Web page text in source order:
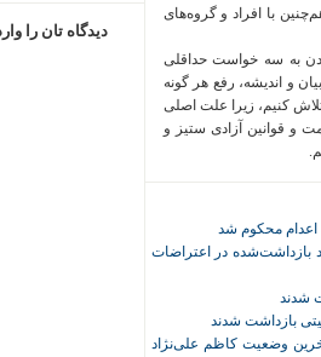
دیدگاه تان را
با افراد و گروه‌های
به سه خواست حداقلی
و اندیشه، رفع هر گونه
کنیم، زیرا علت اصلی
و قوانین آزادی ستیز و
اعدام محکوم شد
احراز هویت ۵۴ شهروند بازداشت‌شده در اعتراضات
وضعیت کاظم علی‌نژاد